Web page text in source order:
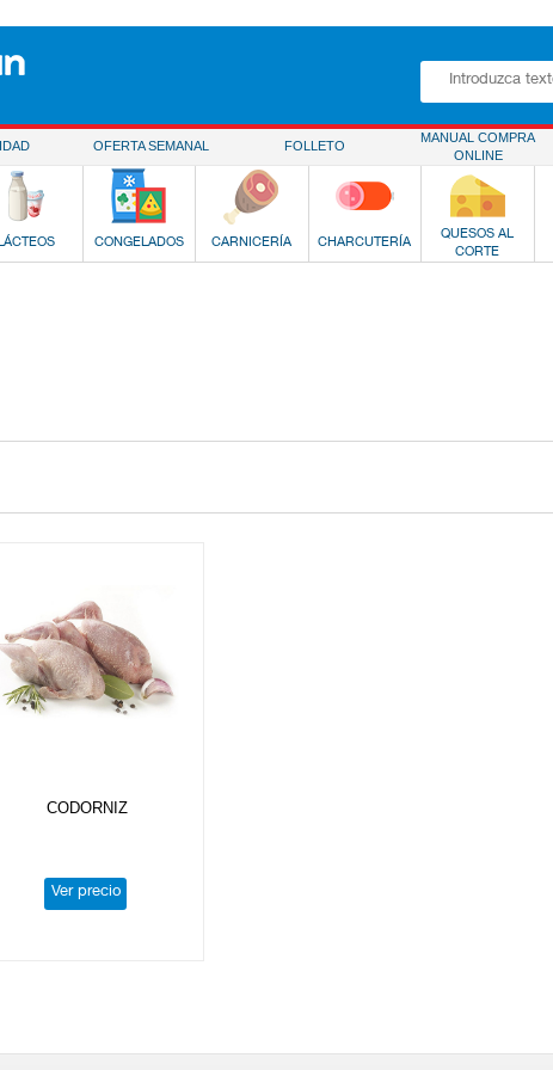
OFERTA SEMANAL FOLLETO
MANUAL COMPRA
ONLINE
LÁCTEOS CONGELADOS CARNICERÍA CHARCUTERÍA
QUESOS AL
CORTE
CODORNIZ
Ver precio